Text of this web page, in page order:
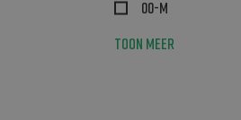
00-M
Toon meer